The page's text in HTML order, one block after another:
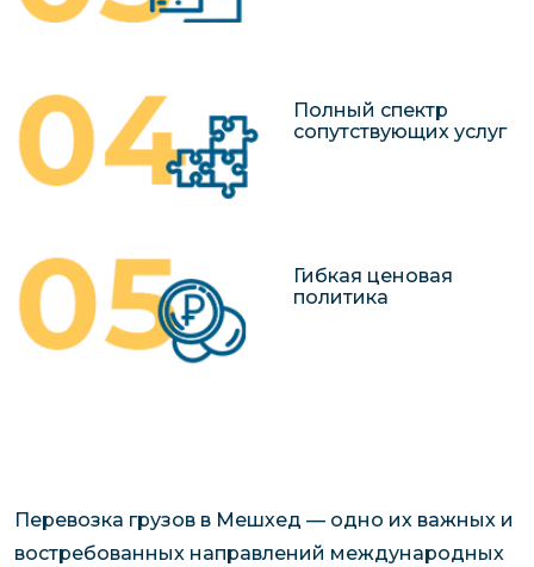
Полный спектр
сопутствующих услуг
Гибкая ценовая
политика
Перевозка грузов в Мешхед — одно их важных и
востребованных направлений международных